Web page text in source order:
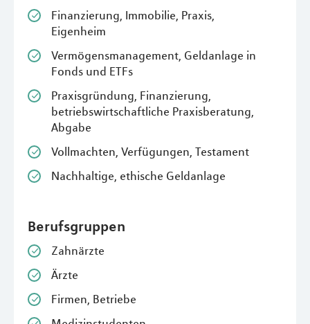
Finanzierung, Immobilie, Praxis,
Eigenheim
Vermögensmanagement, Geldanlage in
Fonds und ETFs
Praxisgründung, Finanzierung,
betriebswirtschaftliche Praxisberatung,
Abgabe
Vollmachten, Verfügungen, Testament
Nachhaltige, ethische Geldanlage
Berufsgruppen
Zahnärzte
Ärzte
Firmen, Betriebe